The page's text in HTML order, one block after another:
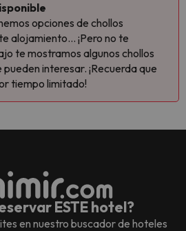
opciones de chollos
alojamiento... ¡Pero no te
te mostramos algunos chollos
interesar. ¡Recuerda que
tiempo limitado!
ESTE hotel?
en nuestro buscador de hoteles